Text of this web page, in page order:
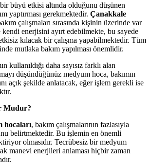
büyü etkisi altında olduğunu düşünen
yaptırması gerekmektedir. Çanakkale
çalışmaları sırasında kişinin üzerinde var
enerjisini ayırt edebilmekte, bu sayede
kılacak bir çalışma yapabilmektedir. Tüm
mutlaka bakım yapılması önemlidir.
kullanıldığı daha sayısız farklı alan
düşündüğünüz medyum hoca, bakımın
açık şekilde anlatacak, eğer işlem gerekli ise
Mudur?
hocaları, bakım çalışmalarının fazlasıyla
belirtmektedir. Bu işlemin en önemli
olmasıdır. Tecrübesiz bir medyum
manevi enerjileri anlaması hiçbir zaman